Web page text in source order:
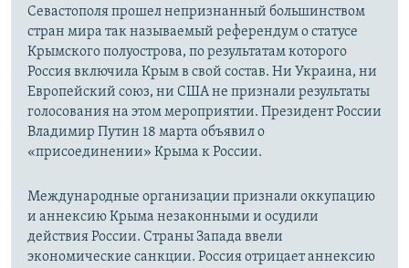
Севастополя прошел непризнанный большинством
стран мира так называемый референдум о статусе
Крымского полуострова, по результатам которого
Россия включила Крым в свой состав. Ни Украина, ни
Европейский союз, ни США не признали результаты
голосования на этом мероприятии. Президент России
Владимир Путин 18 марта объявил о
«присоединении» Крыма к России.
Международные организации признали оккупацию
и аннексию Крыма незаконными и осудили
действия России. Страны Запада ввели
экономические санкции. Россия отрицает аннексию